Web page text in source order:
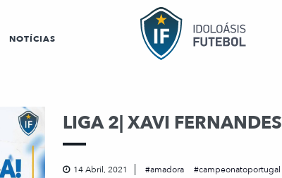
NOTÍCIAS
LIGA 2| XAVI FERNANDES
14 Abril, 2021 amadora
campeonatoportugal